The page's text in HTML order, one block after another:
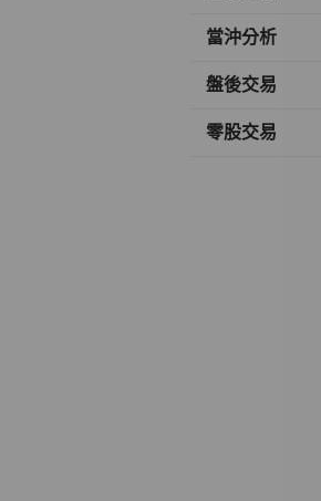
當沖分析
盤後交易
零股交易